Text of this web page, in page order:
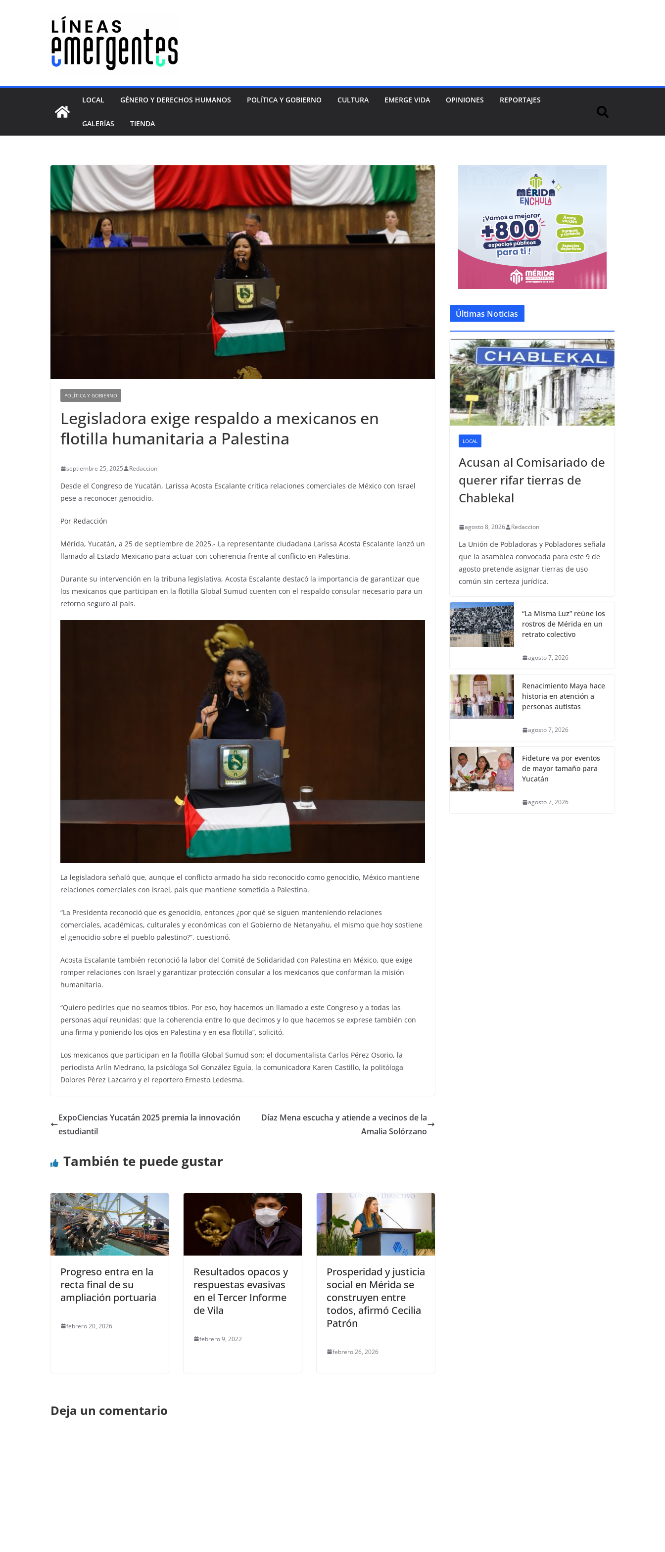
LOCAL GÉNERO Y DERECHOS HUMANOS POLÍTICA Y GOBIERNO CULTURA EMERGE VIDA OPINIONES REPORTAJES
GALERÍAS TIENDA
POLÍTICA Y GOBIERNO
Legisladora exige respaldo a mexicanos en
flotilla humanitaria a Palestina
septiembre 25, 2025 Redaccion
Desde el Congreso de Yucatán, Larissa Acosta Escalante critica relaciones comerciales de México con Israel
pese a reconocer genocidio.
Por Redacción
Mérida, Yucatán, a 25 de septiembre de 2025.- La representante ciudadana Larissa Acosta Escalante lanzó un
llamado al Estado Mexicano para actuar con coherencia frente al conflicto en Palestina.
Durante su intervención en la tribuna legislativa, Acosta Escalante destacó la importancia de garantizar que
los mexicanos que participan en la flotilla Global Sumud cuenten con el respaldo consular necesario para un
retorno seguro al país.
La legisladora señaló que, aunque el conflicto armado ha sido reconocido como genocidio, México mantiene
relaciones comerciales con Israel, país que mantiene sometida a Palestina.
“La Presidenta reconoció que es genocidio, entonces ¿por qué se siguen manteniendo relaciones
comerciales, académicas, culturales y económicas con el Gobierno de Netanyahu, el mismo que hoy sostiene
el genocidio sobre el pueblo palestino?”, cuestionó.
Acosta Escalante también reconoció la labor del Comité de Solidaridad con Palestina en México, que exige
romper relaciones con Israel y garantizar protección consular a los mexicanos que conforman la misión
humanitaria.
“Quiero pedirles que no seamos tibios. Por eso, hoy hacemos un llamado a este Congreso y a todas las
personas aquí reunidas: que la coherencia entre lo que decimos y lo que hacemos se exprese también con
una firma y poniendo los ojos en Palestina y en esa flotilla”, solicitó.
Los mexicanos que participan en la flotilla Global Sumud son: el documentalista Carlos Pérez Osorio, la
periodista Arlín Medrano, la psicóloga Sol González Eguía, la comunicadora Karen Castillo, la politóloga
Dolores Pérez Lazcarro y el reportero Ernesto Ledesma.
ExpoCiencias Yucatán 2025 premia la innovación
estudiantil
Díaz Mena escucha y atiende a vecinos de la
Amalia Solórzano
También te puede gustar
Progreso entra en la
recta final de su
ampliación portuaria
febrero 20, 2026
Resultados opacos y
respuestas evasivas
en el Tercer Informe
de Vila
febrero 9, 2022
Prosperidad y justicia
social en Mérida se
construyen entre
todos, afirmó Cecilia
Patrón
febrero 26, 2026
Deja un comentario
Últimas Noticias
LOCAL
Acusan al Comisariado de
querer rifar tierras de
Chablekal
agosto 8, 2026 Redaccion
La Unión de Pobladoras y Pobladores señala
que la asamblea convocada para este 9 de
agosto pretende asignar tierras de uso
común sin certeza jurídica.
“La Misma Luz” reúne los
rostros de Mérida en un
retrato colectivo
agosto 7, 2026
Renacimiento Maya hace
historia en atención a
personas autistas
agosto 7, 2026
Fideture va por eventos
de mayor tamaño para
Yucatán
agosto 7, 2026